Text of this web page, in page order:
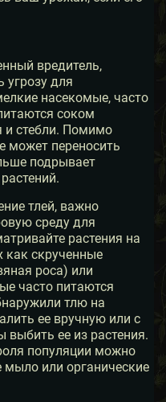
вредитель,
угрозу для
насекомые, часто
соком
и стебли. Помимо
может переносить
подрывает
тлей, важно
среду для
растения на
как скрученные
роса) или
часто питаются
тлю на
ее вручную или с
ее из растения.
популяции можно
мыло или органические